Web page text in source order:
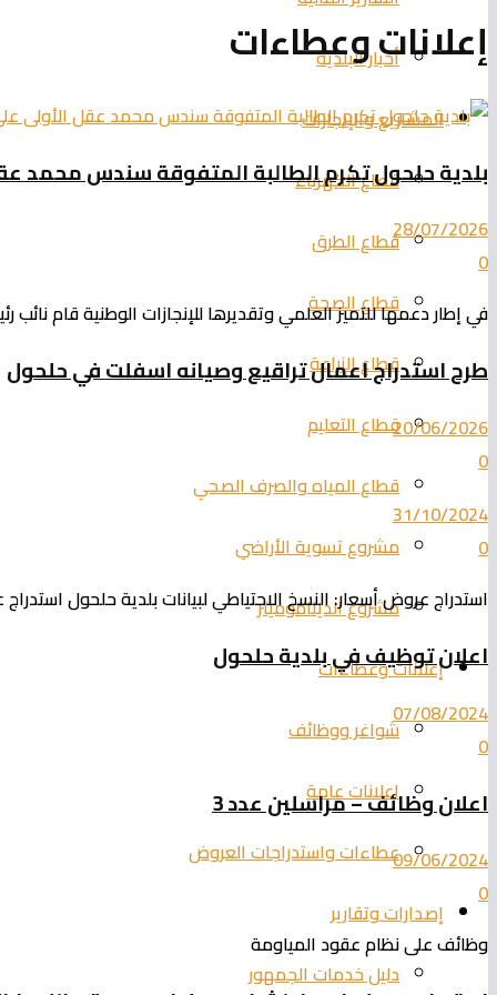
أخبار البلدية
المشاريع والإنجازات
قطاع الكهرباء
قطاع الطرق
قطاع الصحة
قطاع الزراعة
قطاع التعليم
قطاع المياه والصرف الصحي
مشروع تسوية الأراضي
مشروع الديناموميتر
إعلانات وعطاءات
شواغر ووظائف
اعلانات عامة
عطاءات واستدراجات العروض
إصدارات وتقارير
دليل خدمات الجمهور
إعلانات وعطاءات
بلدية حلحول تكرم الطالبة المتفوقة سندس محمد
28/07/2026
0
في إطار دعمها للتميز العلمي وتقديرها للإنجازات الوطنية قام
طرح استدراج اعمال تراقيع وصيانه اسفلت في حلحول
20/06/2026
0
31/10/2024
0
استدراج عروض أسعار: النسخ الاحتياطي لبيانات بلدية حلحول
اعلان توظيف في بلدية حلحول
07/08/2024
0
اعلان وظائف – مراسلين عدد 3
09/06/2024
0
وظائف على نظام عقود المياومة